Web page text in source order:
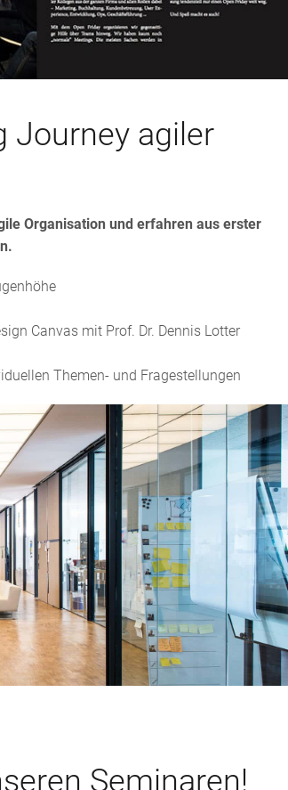
Journey agiler
Organisation und erfahren aus erster
Canvas mit Prof. Dr. Dennis Lotter
Themen- und Fragestellungen
Seminaren!